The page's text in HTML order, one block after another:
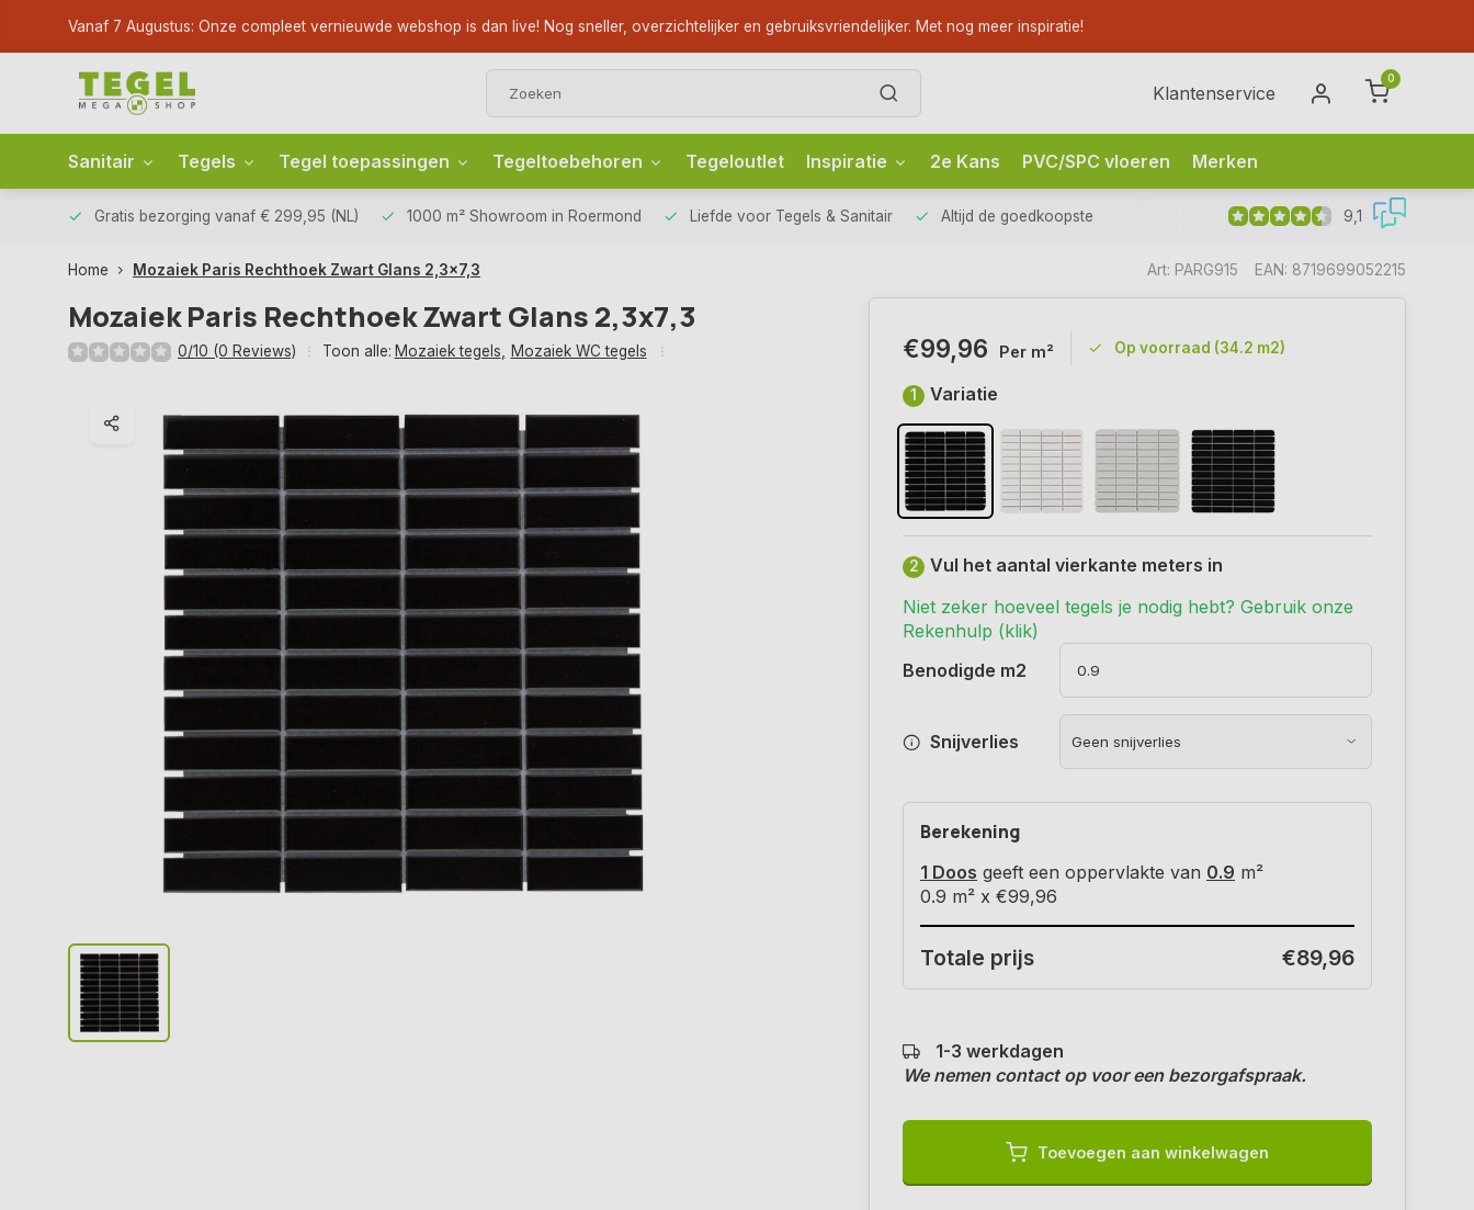
Vanaf 7 Augustus: Onze compleet vernieuwde webshop is dan live! Nog sneller, overzichtelijker en gebruiksvriendelijker. Met nog meer inspiratie!
Klantenservice
0
Sanitair Tegels Tegel toepassingen Tegeltoebehoren Tegeloutlet Inspiratie 2e Kans PVC/SPC vloeren Merken
Gratis bezorging vanaf € 299,95 (NL) 1000 m² Showroom in Roermond Liefde voor Tegels & Sanitair Altijd de goedkoopste 9,1
Home Mozaiek Paris Rechthoek Zwart Glans 2,3x7,3 Art: PARG915 EAN: 8719699052215
Mozaiek Paris Rechthoek Zwart Glans 2,3x7,3
0/10 (0 Reviews) Toon alle: Mozaiek tegels Mozaiek WC tegels €99,96 Per m² Op voorraad (34.2 m2)
1 Variatie
2
Vul het aantal vierkante meters in
Niet zeker hoeveel tegels je nodig hebt? Gebruik onze
Rekenhulp (klik)
Benodigde m2
Snijverlies
Berekening
1 Doos geeft een oppervlakte van 0.9 m²
0.9 m² x €99,96
Totale prijs €89,96
1-3 werkdagen
We nemen contact op voor een bezorgafspraak.
Toevoegen aan winkelwagen